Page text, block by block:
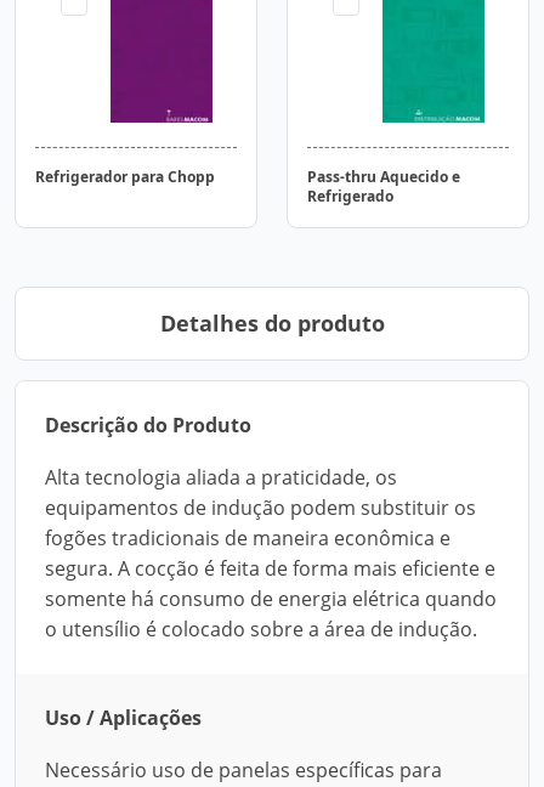
Refrigerador para Chopp
Pass-thru Aquecido e
Refrigerado
Detalhes do produto
Descrição do Produto
Alta tecnologia aliada a praticidade, os
equipamentos de indução podem substituir os
fogões tradicionais de maneira econômica e
segura. A cocção é feita de forma mais eficiente e
somente há consumo de energia elétrica quando
o utensílio é colocado sobre a área de indução.
Uso / Aplicações
Necessário uso de panelas específicas para